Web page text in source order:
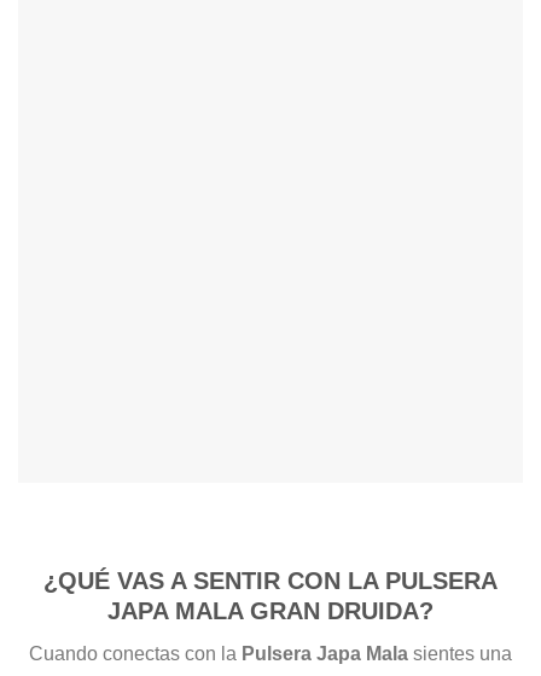
¿QUÉ VAS A SENTIR CON LA PULSERA
JAPA MALA GRAN DRUIDA?
Cuando conectas con la Pulsera Japa Mala sientes una